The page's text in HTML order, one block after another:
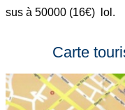
sus à 50000 (16€) lol.
Carte